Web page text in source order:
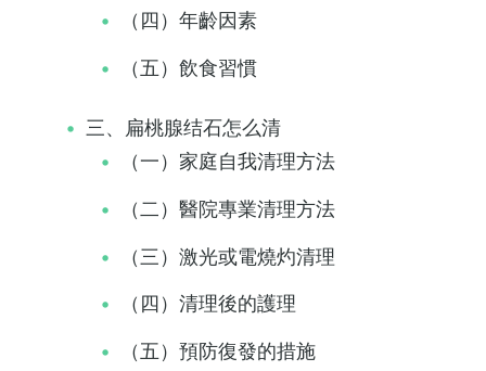
（四）年齡因素
（五）飲食習慣
三、扁桃腺结石怎么清
（一）家庭自我清理方法
（二）醫院專業清理方法
（三）激光或電燒灼清理
（四）清理後的護理
（五）預防復發的措施